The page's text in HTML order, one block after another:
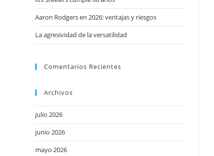
Aaron Rodgers en 2026: ventajas y riesgos
La agresividad de la versatilidad
Comentarios Recientes
Archivos
julio 2026
junio 2026
mayo 2026